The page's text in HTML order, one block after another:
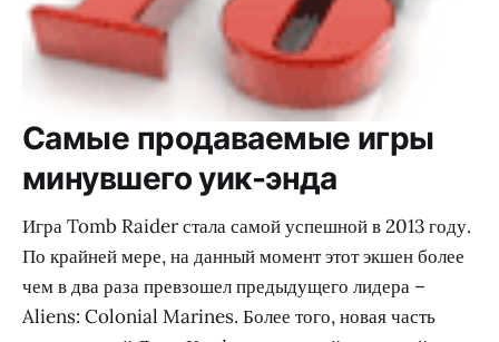
Самые продаваемые игры
минувшего уик-энда
Игра Tomb Raider стала самой успешной в 2013 году.
По крайней мере, на данный момент этот экшен более
чем в два раза превзошел предыдущего лидера –
Aliens: Colonial Marines. Более того, новая часть